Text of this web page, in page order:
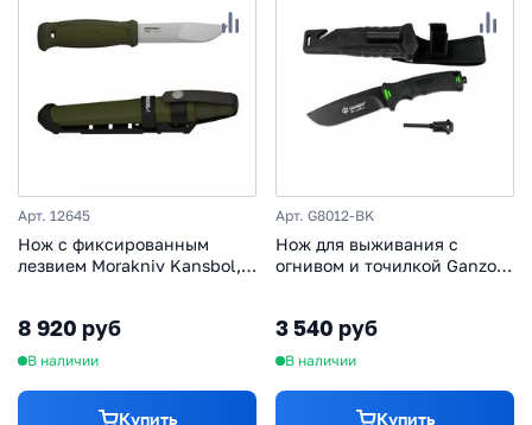
Арт. 12645
Нож с фиксированным
лезвием Morakniv Kansbol,
Multi-Mount
8 920 руб
В наличии
Купить
Арт. G8012-BK
Нож для выживания с
огнивом и точилкой Ganzo
3 540 руб
В наличии
Купить